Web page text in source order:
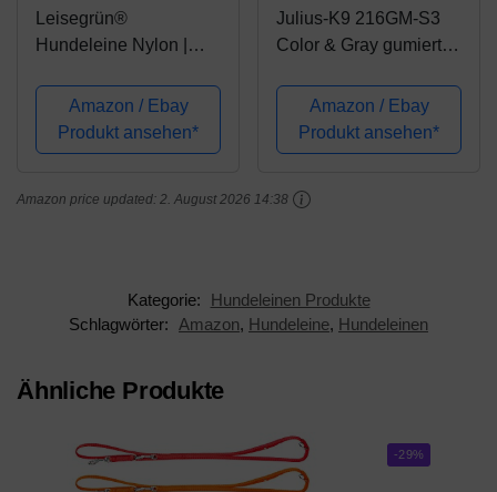
Leisegrün®
Hundeleine Nylon |
für Hunde mit
Kurzführer &
Ruckdämpfer | Länge
Olive Grün
Amazon / Ebay
Produkt ansehen*
Julius-K9 216GM-S3
Color & Gray gumierte
Schlaufe, maximal für
50 kg Hunde, schwarz-
grau
Amazon / Ebay
Produkt ansehen*
Amazon price updated: 2. August 2026 14:38
Kategorie:
Hundeleinen Produkte
Schlagwörter: Amazon, Hundeleine, Hundeleinen
Ähnliche Produkte
-29%